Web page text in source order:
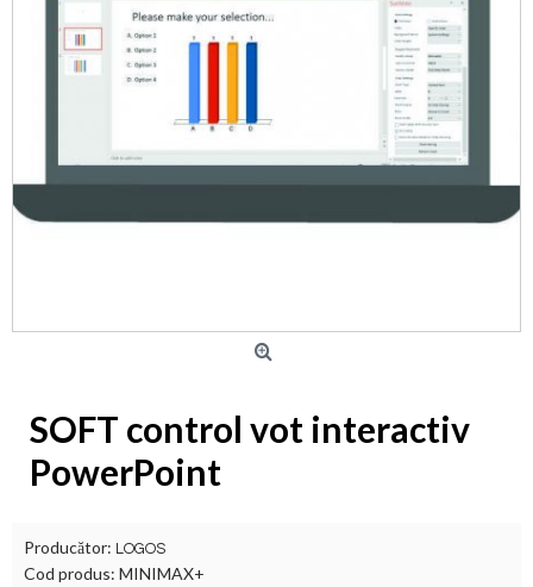
SOFT control vot interactiv
PowerPoint
Producător: LOGOS
Cod produs: MINIMAX+